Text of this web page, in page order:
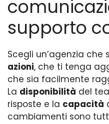
supporto
Scegli un’agenzia che
azioni, che ti tenga
che sia facilmente
La disponibilità del
risposte e la capacità
cambiamenti sono